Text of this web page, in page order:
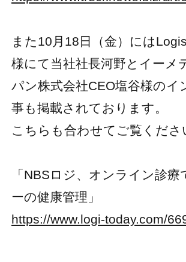
また10月18日（金）には
様にて当社社長河野とイーメ
パン株式会社CEO塩谷様のイ
事も掲載されております。
こちらも合わせてご覧くださ
「NBSロジ、オンライン診
ーの健康管理」
https://www.logi-today.com/